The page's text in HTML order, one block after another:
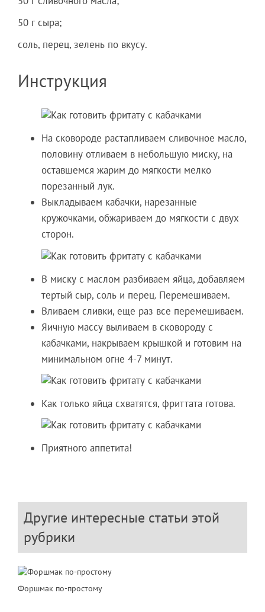
50 г сыра;
соль, перец, зелень по вкусу.
Инструкция
На сковороде растапливаем сливочное масло,
половину отливаем в небольшую миску, на
оставшемся жарим до мягкости мелко
порезанный лук.
Выкладываем кабачки, нарезанные
кружочками, обжариваем до мягкости с двух
сторон.
В миску с маслом разбиваем яйца, добавляем
тертый сыр, соль и перец. Перемешиваем.
Вливаем сливки, еще раз все перемешиваем.
Яичную массу выливаем в сковороду с
кабачками, накрываем крышкой и готовим на
минимальном огне 4-7 минут.
Как только яйца схватятся, фриттата готова.
Приятного аппетита!
Другие интересные статьи этой
рубрики
Форшмак по-простому